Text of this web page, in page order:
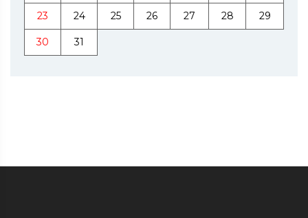
23 24 25 26 27 28 29
30 31